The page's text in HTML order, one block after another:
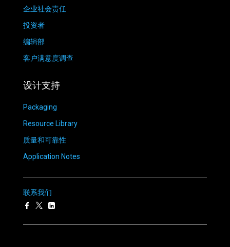
企业社会责任
投资者
编辑部
客户满意度调查
设计支持
Packaging
Resource Library
质量和可靠性
Application Notes
联系我们